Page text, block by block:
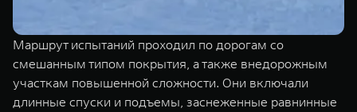
Маршрут испытаний проходил по дорогам со
смешанным типом покрытия, а также внедорожным
участкам повышенной сложности. Они включали
длинные спуски и подъемы, заснеженные равнинные